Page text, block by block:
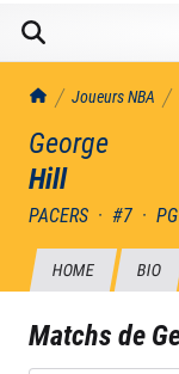
TrashTalk Actu NBA
Joueurs NBA
George
Hill
PACERS · #7 · PG
HOME BIO
Matchs de